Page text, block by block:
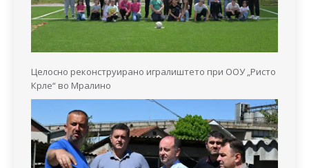
Целосно реконструирано игралиштето при ООУ „Ристо
Крле“ во Мралино